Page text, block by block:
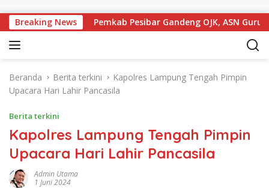
Breaking News
Politik Pemkab Pesibar Gandeng OJK, ASN Guru
Beranda Berita terkini
Kapolres Lampung Tengah Pimpin
Upacara Hari Lahir Pancasila
Berita terkini
Kapolres Lampung Tengah Pimpin
Upacara Hari Lahir Pancasila
Admin Utama
1 Juni 2024